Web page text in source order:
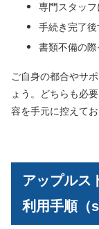
専門スタッ
手続き完了
書類不備の
ご自身の都合やサ
ょう。どちらも必
容を手元に控えて
アップルス
利用手順（